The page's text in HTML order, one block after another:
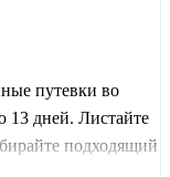
путевки во
13 дней. Листайте
подходящий